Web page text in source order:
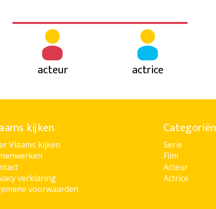
acteur actrice
kijken
Vlaams kijken
verklaring
voorwaarden
Categoriën
Serie
Film
Acteur
Actrice